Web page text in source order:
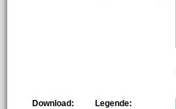
Legende:
Download: